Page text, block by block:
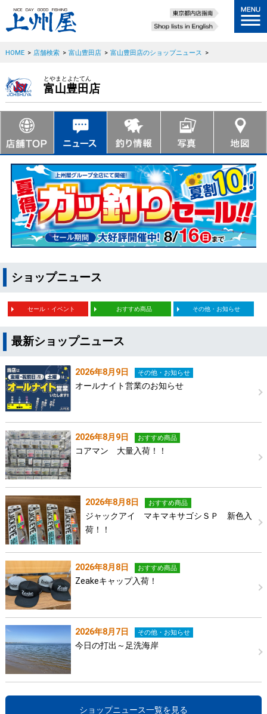
HOME > 店舗検索 > 富山豊田店 > 富山豊田店のショップニュース >
とやまとよたてん
富山豊田店
ショップニュース
セール・イベント おすすめ商品 その他・お知らせ
最新ショップニュース
2026年8月9日 その他・お知らせ
オールナイト営業のお知らせ
2026年8月9日 おすすめ商品
コアマン 大量入荷！！
2026年8月8日 おすすめ商品
ジャックアイ マキマキサゴシＳＰ 新色入
荷！！
2026年8月8日 おすすめ商品
Zeakeキャップ入荷！
2026年8月7日 その他・お知らせ
今日の打出～足洗海岸
ショップニュース一覧を見る